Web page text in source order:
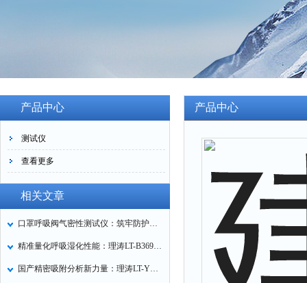
产品中心
测试仪
查看更多
相关文章
口罩呼吸阀气密性测试仪：筑牢防护口罩的质量关卡
精准量化呼吸湿化性能：理涛LT-B369湿化器数据采集装置技术解析
国产精密吸附分析新力量：理涛LT-Y019A全自动高压吸附仪的性能与应用解析
产品中心